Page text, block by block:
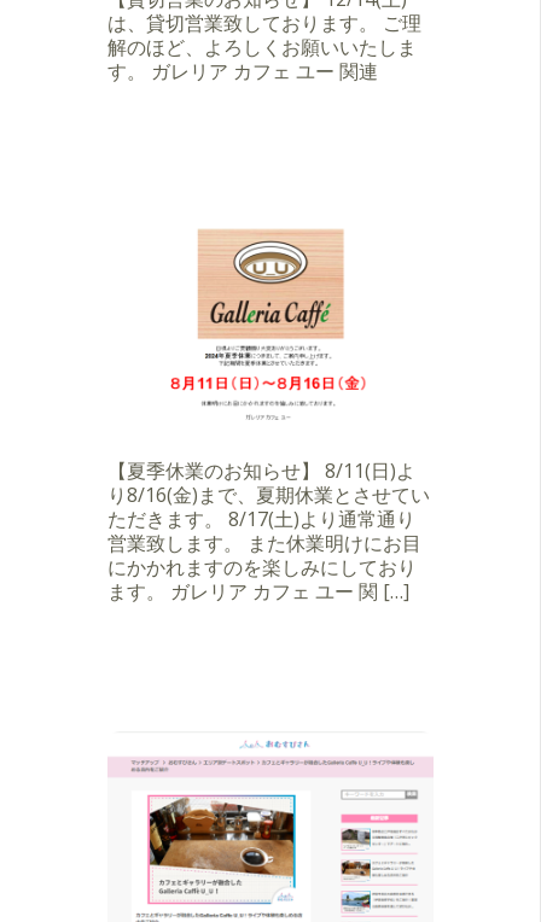
は、貸切営業致しております。 ご理
解のほど、よろしくお願いいたしま
す。 ガレリア カフェ ユー 関連
【夏季休業のお知らせ】 8/11(日)よ
り8/16(金)まで、夏期休業とさせてい
ただきます。 8/17(土)より通常通り
営業致します。 また休業明けにお目
にかかれますのを楽しみにしており
ます。 ガレリア カフェ ユー 関 […]